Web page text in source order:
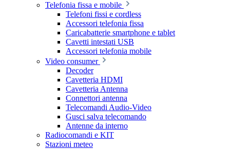
Telefonia fissa e mobile
Telefoni fissi e cordless
Accessori telefonia fissa
Caricabatterie smartphone e tablet
Cavetti intestati USB
Accessori telefonia mobile
Video consumer
Decoder
Cavetteria HDMI
Cavetteria Antenna
Connettori antenna
Telecomandi Audio-Video
Gusci salva telecomando
Antenne da interno
Radiocomandi e KIT
Stazioni meteo